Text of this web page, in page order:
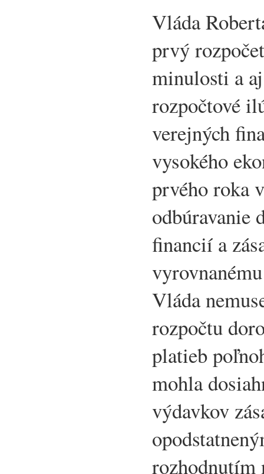
Vláda
prvý
minulosti a
rozpočtové
verejných
vysokého
prvého roka
odbúravanie
financií a
Vláda
rozpočtu
platieb
mohla
výdavkov
rozhodnutím